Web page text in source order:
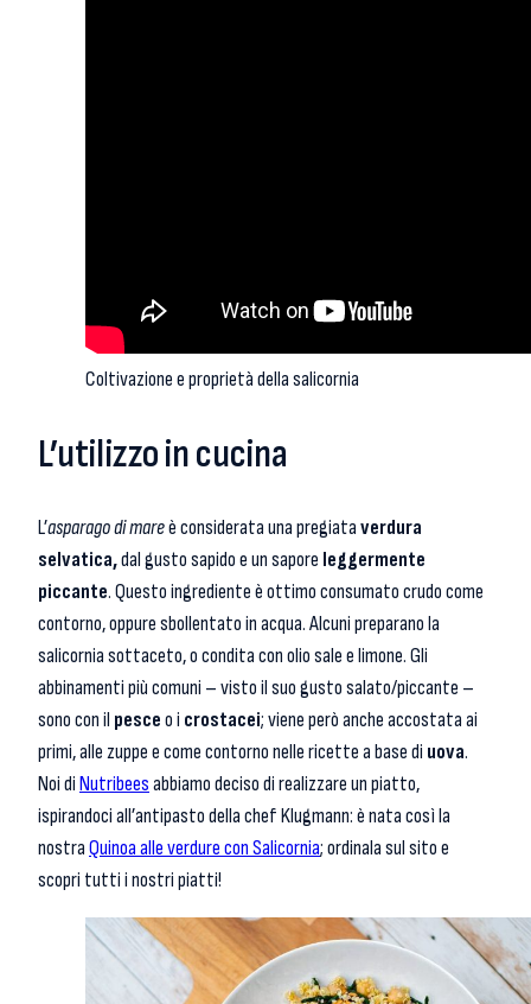
Coltivazione e proprietà della salicornia
L’utilizzo in cucina
L’asparago di mareè considerata una pregiataverdura
selvatica,dal gusto sapido e un sapore leggermente
piccante. Questo ingrediente è ottimo consumato crudo come
contorno, oppure sbollentato in acqua. Alcuni preparano la
salicornia sottaceto, o condita con olio sale e limone. Gli
abbinamenti più comuni – visto il suo gusto salato/piccante –
sono con il pesceo i crostacei; viene però anche accostata ai
primi, alle zuppe e come contorno nelle ricette a base di uova.
Noi diNutribeesabbiamo deciso di realizzare un piatto,
ispirandoci all’antipasto della chef Klugmann: è nata così la
nostraQuinoa alle verdure con Salicornia; ordinala sul sito e
scopri tutti i nostri piatti!